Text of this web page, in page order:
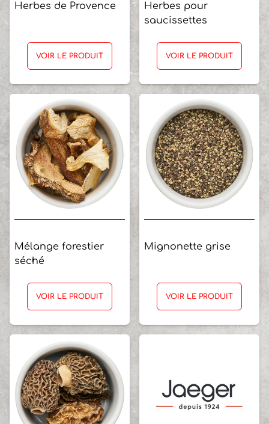
Herbes de Provence
VOIR LE PRODUIT
Herbes pour
saucissettes
VOIR LE PRODUIT
Mélange forestier
séché
VOIR LE PRODUIT
Mignonette grise
VOIR LE PRODUIT